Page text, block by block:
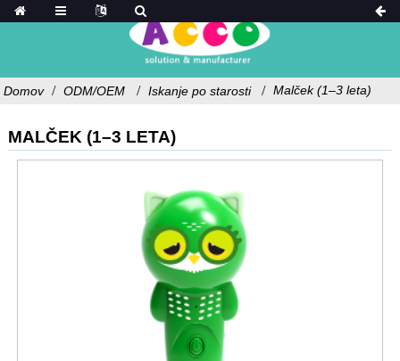
Domov ODM/OEM Iskanje po starosti Malček (1–3 leta)
MALČEK (1–3 LETA)